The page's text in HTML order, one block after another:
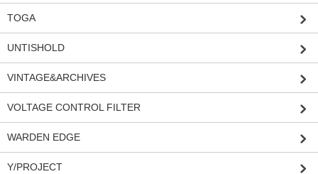
TOGA
UNTISHOLD
VINTAGE&ARCHIVES
VOLTAGE CONTROL FILTER
WARDEN EDGE
Y/PROJECT